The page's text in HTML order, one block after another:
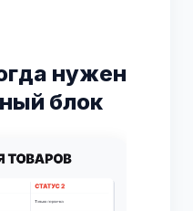
нужен
блок